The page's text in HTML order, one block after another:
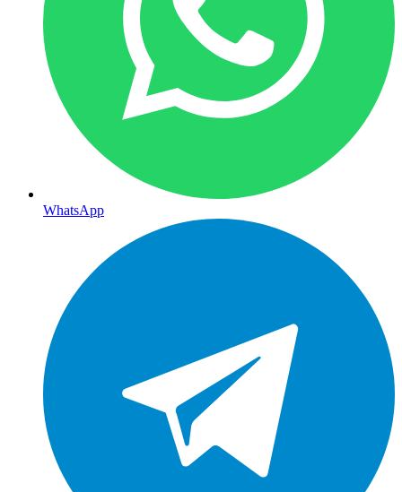
WhatsApp